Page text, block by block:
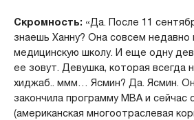
Скромность: «Да. После 11
знаешь Ханну? Она совсем недавно
медицинскую школу. И еще одну
ее зовут. Девушка, которая всегда
хиджаб.. ммм… Ясмин? Да. Ясмин.
закончила программу MBA и сейчас
(американская многоотраслевая